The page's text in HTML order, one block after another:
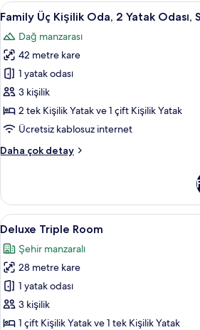
Child)
hakkında
daha
fazla
detay
Family
Üç
Kişilik
Oda,
2
Yatak
Odası,
Sigara
için
görün
Minibar,
8
Family Üç Kişilik Oda, 2 Yatak Odası,
Dağ manzarası
42 metre kare
1 yatak odası
3 kişilik
2 tek Kişilik Yatak ve 1 çift Kişilik Yatak
Ücretsiz kablosuz internet
Daha çok detay
Family
2
Yatak
Odası,
İçilmez
hakkında
daha
fazla
detay
Deluxe
Triple
Room
için
tüm
fotoğrafları
görün
Minibar,
9
Deluxe Triple Room
Şehir manzaralı
28 metre kare
1 yatak odası
3 kişilik
1 çift Kişilik Yatak ve 1 tek Kişilik Yatak